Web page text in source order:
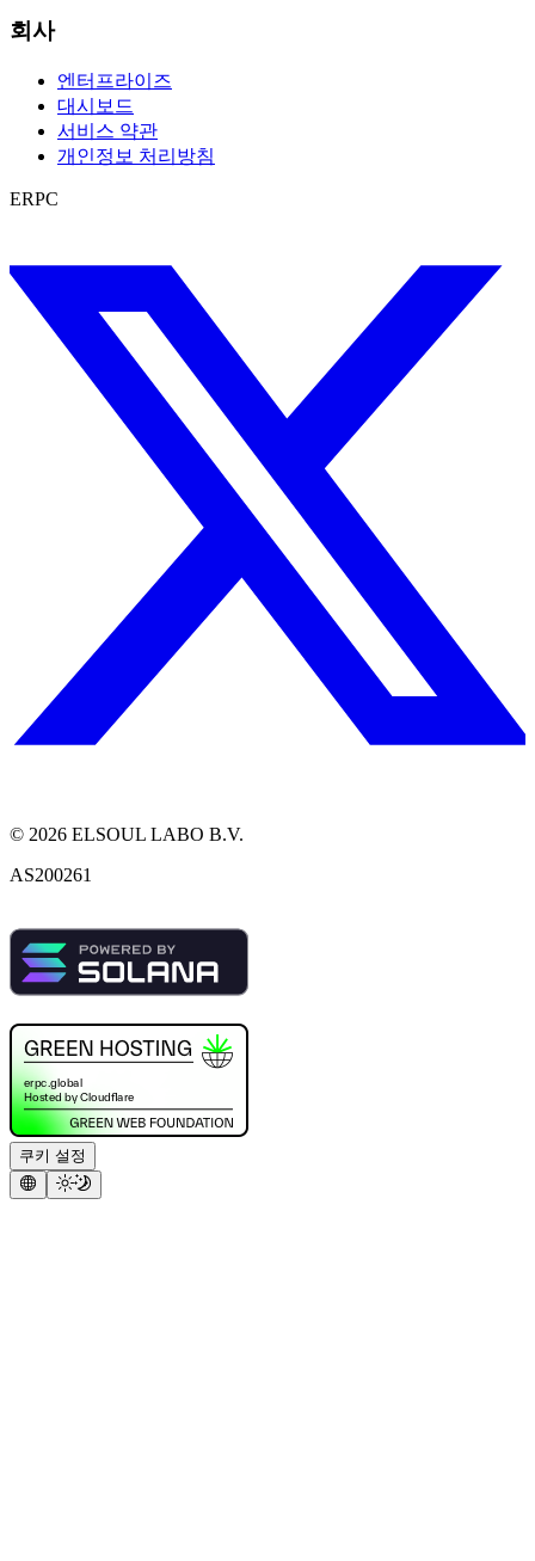
회사
엔터프라이즈
대시보드
서비스 약관
개인정보 처리방침
ERPC
© 2026 ELSOUL LABO B.V.
AS200261
쿠키 설정